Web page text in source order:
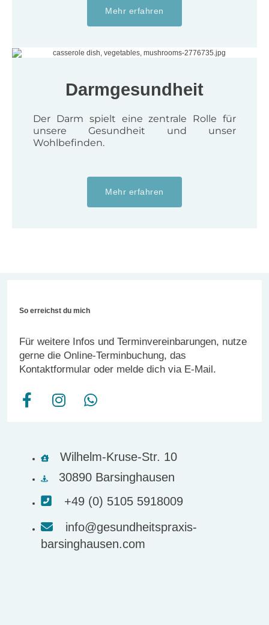
Mehr erfahren
Darmgesundheit
Der Darm spielt eine zentrale Rolle für
unsere Gesundheit und unser
Wohlbefinden.
Mehr erfahren
So erreichst du mich
Für weitere Infos und Terminvereinbarungen, nutze
gerne die Online-Terminbuchung, das
Kontaktformular oder melde dich via E-Mail.
F
b
o
k
I
a
g
a
m
W
s
a
p
Wilhelm-Kruse-Str. 10
30890 Barsinghausen
+49 (0) 5105 5918009
info@gesundheitspraxis-
barsinghausen.com